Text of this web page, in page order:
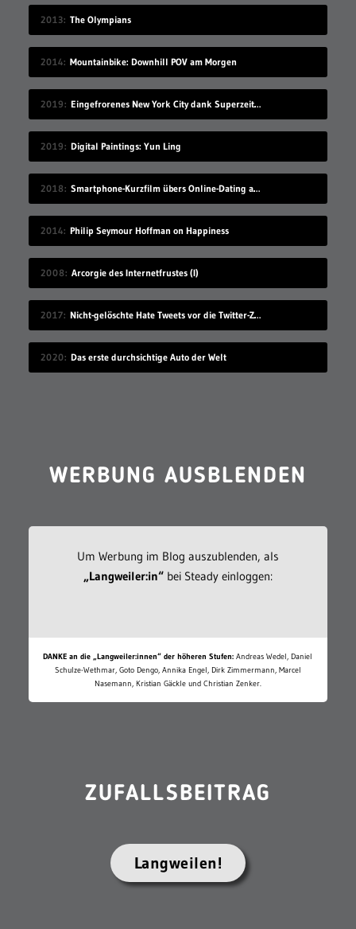
2013 The Olympians
2014 Mountainbike: Downhill POV am Morgen
2019 Eingefrorenes New York City dank Superzeitlupe
2019 Digital Paintings: Yun Ling
2018 Smartphone-Kurzfilm übers Online-Dating auf Zugreise
2014 Philip Seymour Hoffman on Happiness
2008 Arcorgie des Internetfrustes (I)
2017 Nicht-gelöschte Hate Tweets vor die Twitter-Zentrale gesprüht
2020 Das erste durchsichtige Auto der Welt
WERBUNG AUSBLENDEN
Um Werbung im Blog auszublenden, als
„Langweiler:in“bei Steady einloggen:
DANKE an die „Langweiler:innen“ der höheren Stufen: Andreas Wedel, Daniel
Schulze-Wethmar, Goto Dengo, Annika Engel, Dirk Zimmermann, Marcel
Nasemann, Kristian Gäckle und Christian Zenker.
ZUFALLSBEITRAG
Langweilen!